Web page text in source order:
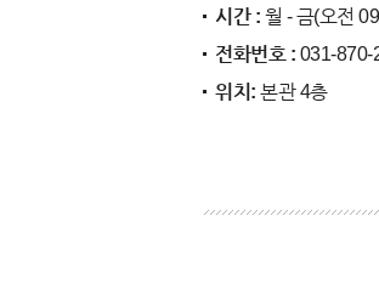
시간 : 월 - 금(오전
전화번호 : 031-870-
위치:본관 4층